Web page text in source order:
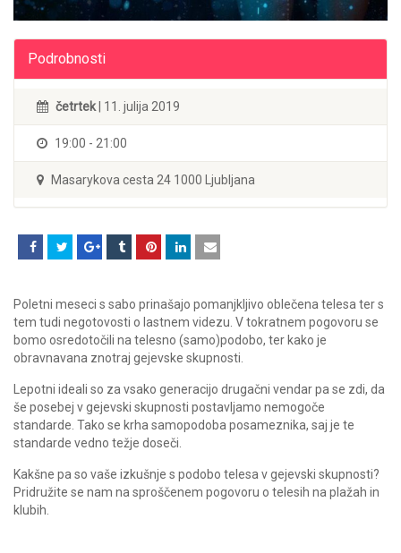
Podrobnosti
četrtek| 11. julija 2019
19:00 - 21:00
Masarykova cesta 24 1000 Ljubljana
Poletni meseci s sabo prinašajo pomanjkljivo oblečena telesa ter s
tem tudi negotovosti o lastnem videzu. V tokratnem pogovoru se
bomo osredotočili na telesno (samo)podobo, ter kako je
obravnavana znotraj gejevske skupnosti.
Lepotni ideali so za vsako generacijo drugačni vendar pa se zdi, da
še posebej v gejevski skupnosti postavljamo nemogoče
standarde. Tako se krha samopodoba posameznika, saj je te
standarde vedno težje doseči.
Kakšne pa so vaše izkušnje s podobo telesa v gejevski skupnosti?
Pridružite se nam na sproščenem pogovoru o telesih na plažah in
klubih.